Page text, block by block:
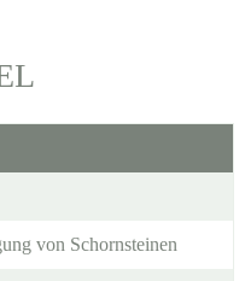
von Schornsteinen